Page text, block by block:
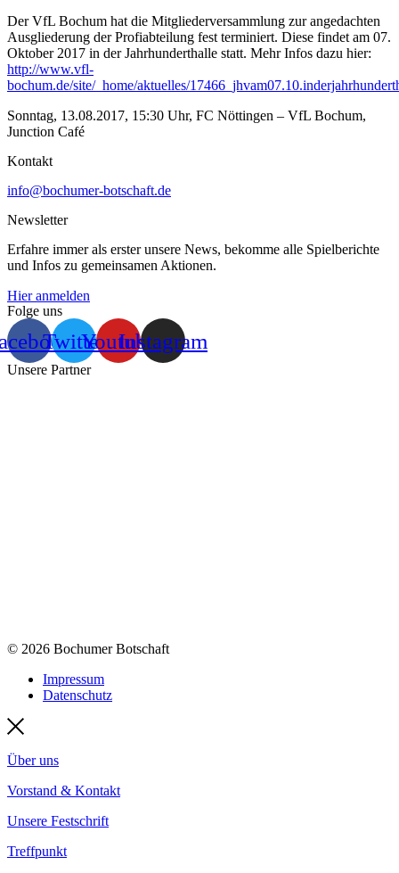
Der VfL Bochum hat die Mitgliederversammlung zur angedachten
Ausgliederung der Profiabteilung fest terminiert. Diese findet am 07.
Oktober 2017 in der Jahrhunderthalle statt. Mehr Infos dazu hier:
http://www.vfl-
bochum.de/site/_home/aktuelles/
Sonntag, 13.08.2017, 15:30 Uhr, FC Nöttingen – VfL Bochum,
Junction Café
Kontakt
info@bochumer-botschaft.de
Newsletter
Erfahre immer als erster unsere News, bekomme alle Spielberichte
und Infos zu gemeinsamen Aktionen.
Hier anmelden
Folge uns
TwitterYoutubeInstagram
Unsere Partner
© 2026 Bochumer Botschaft
Impressum
Datenschutz
Über uns
Vorstand & Kontakt
Unsere Festschrift
Treffpunkt